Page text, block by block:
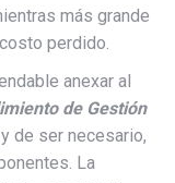
más grande
perdido.
anexar al
de Gestión
de ser necesario,
La